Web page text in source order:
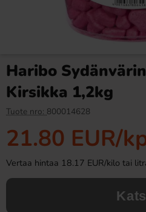
Fanta Crimson Cherry 50cl
Osta
Haribo
Kirsikka 1,2kg
Tuote nro: 800014628
21.80 EUR/
Vertaa hintaa 18.17 EUR/kilo tai